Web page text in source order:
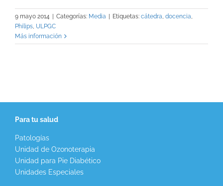
9 mayo 2014 Categorías: Media Etiquetas: cátedra, docencia,
Philips, ULPGC
Más información
Para tu salud
Patologías
Unidad de Ozonoterapia
Unidad para Pie Diabético
Unidades Especiales